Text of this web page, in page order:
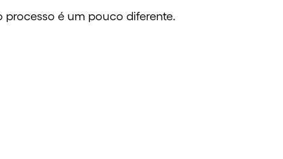
processo é um pouco diferente.